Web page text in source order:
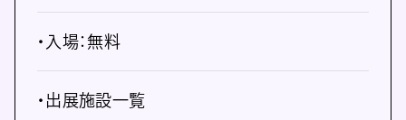
・入場：無料
・出展施設一覧